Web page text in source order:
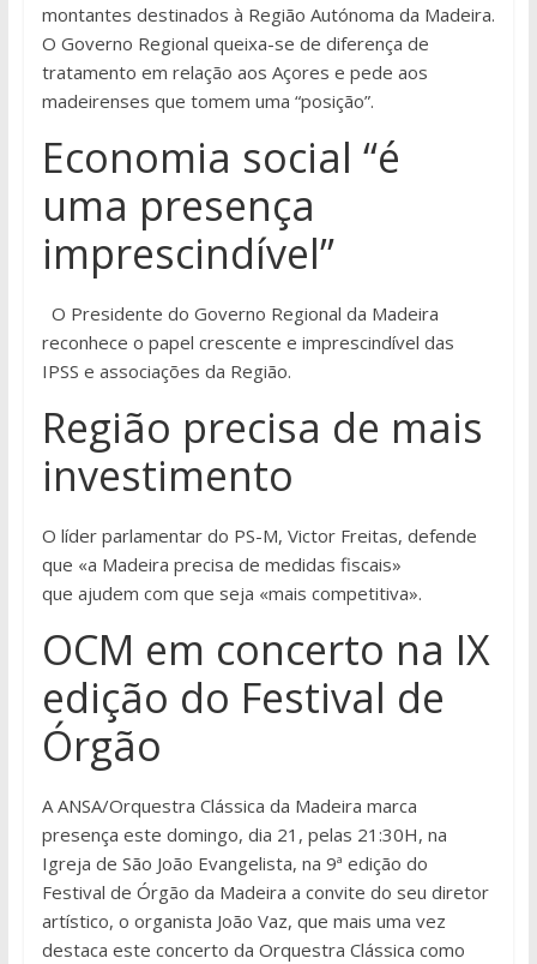
montantes destinados à Região Autónoma da Madeira.
O Governo Regional queixa-se de diferença de
tratamento em relação aos Açores e pede aos
madeirenses que tomem uma “posição”.
Economia social “é
uma presença
imprescindível”
O Presidente do Governo Regional da Madeira
reconhece o papel crescente e imprescindível das
IPSS e associações da Região.
Região precisa de mais
investimento
O líder parlamentar do PS-M, Victor Freitas, defende
que «a Madeira precisa de medidas fiscais»
que ajudem com que seja «mais competitiva».
OCM em concerto na IX
edição do Festival de
Órgão
A ANSA/Orquestra Clássica da Madeira marca
presença este domingo, dia 21, pelas 21:30H, na
Igreja de São João Evangelista, na 9ª edição do
Festival de Órgão da Madeira a convite do seu diretor
artístico, o organista João Vaz, que mais uma vez
destaca este concerto da Orquestra Clássica como